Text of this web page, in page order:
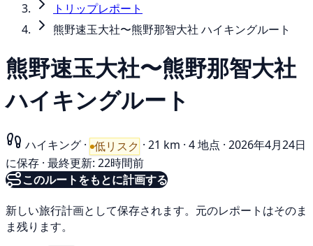
トリップレポート
熊野速玉大社〜熊野那智大社 ハイキングルート
熊野速玉大社〜熊野那智大社
ハイキングルート
ハイキング · 低リスク · 21 km · 4 地点 · 2026年4月24日
に保存 · 最終更新: 22時間前
このルートをもとに計画する
新しい旅行計画として保存されます。元のレポートはそのま
ま残ります。